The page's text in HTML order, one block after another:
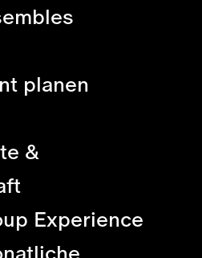
planen
&
Experience